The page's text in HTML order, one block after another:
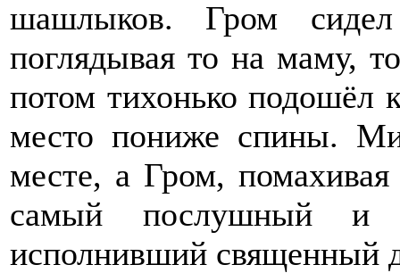
шашлыков. Гром
поглядывая то на маму,
потом тихонько подошёл
место пониже спины.
месте, а Гром,
самый послушный и
исполнивший священный